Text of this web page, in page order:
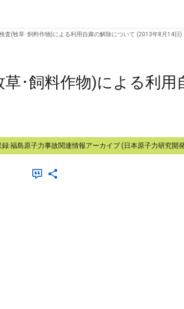
査(牧草･飼料作物)による利用自粛の解除について (2013年8月14日)
･飼料作物)による利用
録:福島原子力事故関連情報アーカイブ (日本原子力研究開